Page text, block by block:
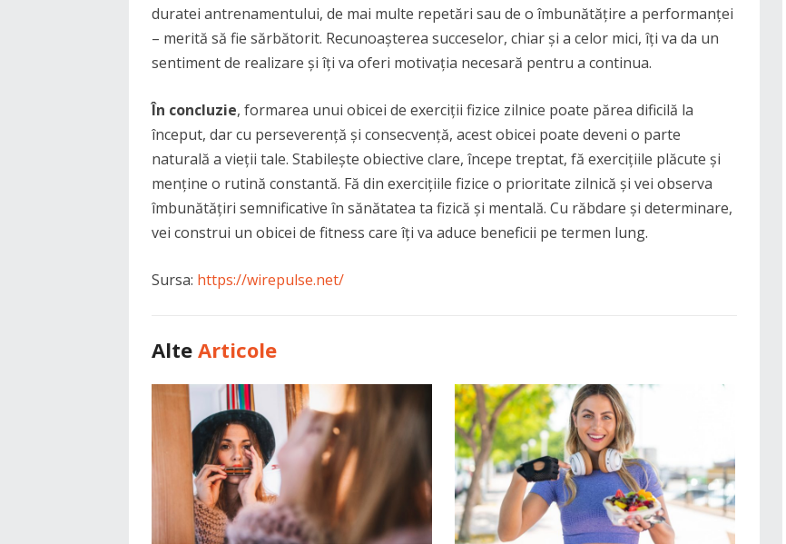
duratei antrenamentului, de mai multe repetări sau de o îmbunătățire a performanței
– merită să fie sărbătorit. Recunoașterea succeselor, chiar și a celor mici, îți va da un
sentiment de realizare și îți va oferi motivația necesară pentru a continua.
În concluzie, formarea unui obicei de exerciții fizice zilnice poate părea dificilă la
început, dar cu perseverență și consecvență, acest obicei poate deveni o parte
naturală a vieții tale. Stabilește obiective clare, începe treptat, fă exercițiile plăcute și
menține o rutină constantă. Fă din exercițiile fizice o prioritate zilnică și vei observa
îmbunătățiri semnificative în sănătatea ta fizică și mentală. Cu răbdare și determinare,
vei construi un obicei de fitness care îți va aduce beneficii pe termen lung.
Sursa: https://wirepulse.net/
Alte Articole